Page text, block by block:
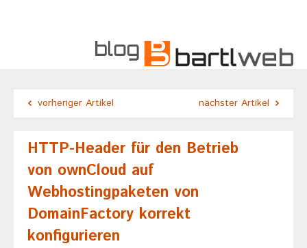
nächster Artikel
vorheriger Artikel
HTTP-Header für den Betrieb
von ownCloud auf
Webhostingpaketen von
DomainFactory korrekt
konfigurieren